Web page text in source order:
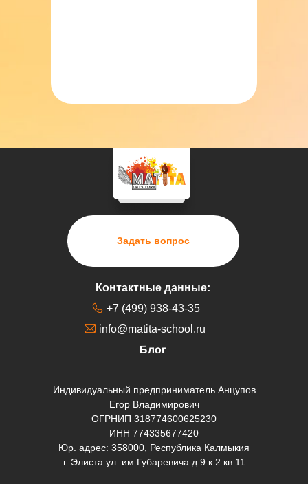
Задать вопрос
+7 (499) 938-43-35
info@matita-school.ru
Блог
Контактные данные:
Индивидуальный предприниматель Анцупов
Егор Владимирович
ОГРНИП 318774600625230
ИНН 774335677420
Юр. адрес: 358000, Республика Калмыкия
г. Элиста ул. им Губаревича д.9 к.2 кв.11